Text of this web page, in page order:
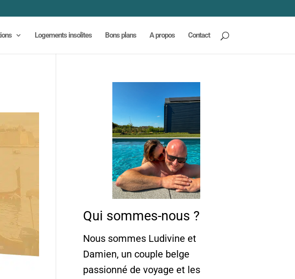
Logements insolites Bons plans A propos Contact
Qui sommes-nous ?
Nous sommes Ludivine et
Damien, un couple belge
passionné de voyage et les